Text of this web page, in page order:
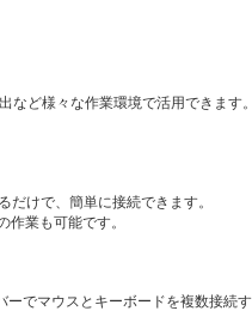
ど様々な作業環境で活用できます。
けで、簡単に接続できます。
業も可能です。
でマウスとキーボードを複数接続す